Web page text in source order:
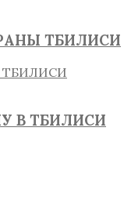
ТБИЛИСИ
В ТБИЛИСИ